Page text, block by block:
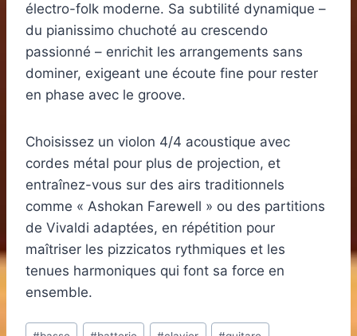
électro-folk moderne. Sa subtilité dynamique –
du pianissimo chuchoté au crescendo
passionné – enrichit les arrangements sans
dominer, exigeant une écoute fine pour rester
en phase avec le groove.
Choisissez un violon 4/4 acoustique avec
cordes métal pour plus de projection, et
entraînez-vous sur des airs traditionnels
comme « Ashokan Farewell » ou des partitions
de Vivaldi adaptées, en répétition pour
maîtriser les pizzicatos rythmiques et les
tenues harmoniques qui font sa force en
ensemble.
Étiquettes